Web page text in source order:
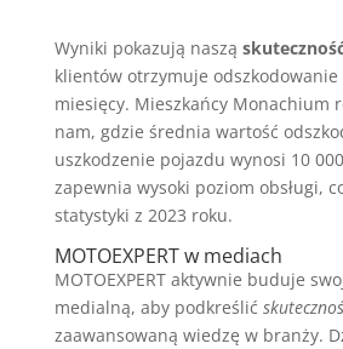
Wyniki pokazują naszą
klientów otrzymuje odszkodowanie
miesięcy. Mieszkańcy Monachium
nam, gdzie średnia wartość
uszkodzenie pojazdu wynosi 10 000
zapewnia wysoki poziom obsługi,
statystyki z 2023 roku.
MOTOEXPERT w mediach
MOTOEXPERT aktywnie buduje
medialną, aby podkreślić
zaawansowaną wiedzę w branży.